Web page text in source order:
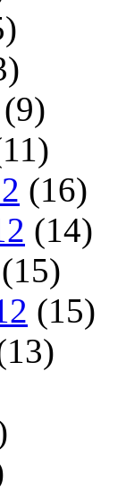
(9)
(16)
(14)
(15)
(15)